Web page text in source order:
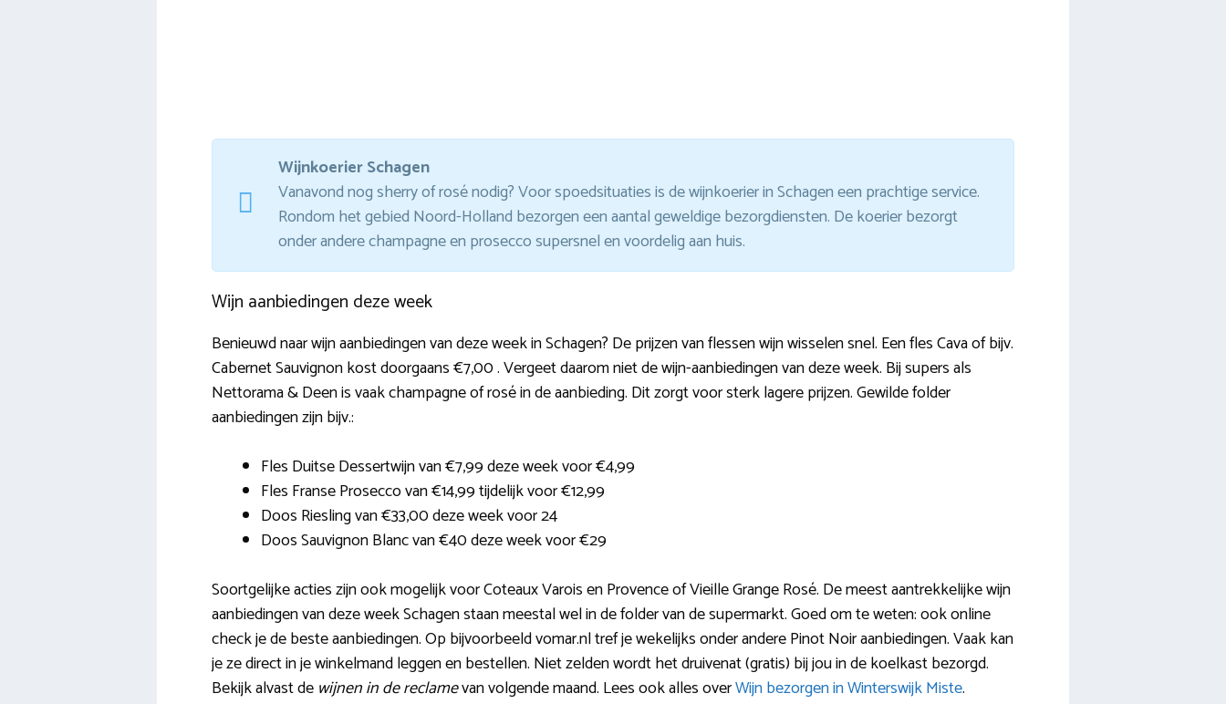
Wijnkoerier Schagen
Vanavond nog sherry of rosé nodig? Voor spoedsituaties is de wijnkoerier in Schagen een prachtige service.
Rondom het gebied Noord-Holland bezorgen een aantal geweldige bezorgdiensten. De koerier bezorgt
onder andere champagne en prosecco supersnel en voordelig aan huis.
Wijn aanbiedingen deze week
Benieuwd naar wijn aanbiedingen van deze week in Schagen? De prijzen van flessen wijn wisselen snel. Een fles Cava of bijv.
Cabernet Sauvignon kost doorgaans €7,00 . Vergeet daarom niet de wijn-aanbiedingen van deze week. Bij supers als
Nettorama & Deen is vaak champagne of rosé in de aanbieding. Dit zorgt voor sterk lagere prijzen. Gewilde folder
aanbiedingen zijn bijv.:
Fles Duitse Dessertwijn van €7,99 deze week voor €4,99
Fles Franse Prosecco van €14,99 tijdelijk voor €12,99
Doos Riesling van €33,00 deze week voor 24
Doos Sauvignon Blanc van €40 deze week voor €29
Soortgelijke acties zijn ook mogelijk voor Coteaux Varois en Provence of Vieille Grange Rosé. De meest aantrekkelijke wijn
aanbiedingen van deze week Schagen staan meestal wel in de folder van de supermarkt. Goed om te weten: ook online
check je de beste aanbiedingen. Op bijvoorbeeld vomar.nl tref je wekelijks onder andere Pinot Noir aanbiedingen. Vaak kan
je ze direct in je winkelmand leggen en bestellen. Niet zelden wordt het druivenat (gratis) bij jou in de koelkast bezorgd.
Bekijk alvast de wijnen in de reclamevan volgende maand. Lees ook alles overWijn bezorgen in Winterswijk Miste.